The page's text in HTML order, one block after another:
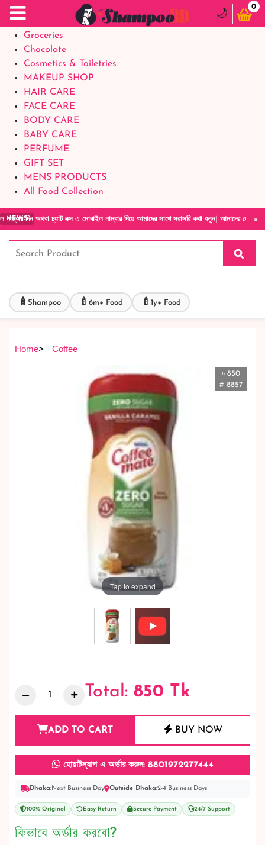
Food Supplements
Baby Foods
Groceries
Chocolate
Cosmetics & Toiletries
MAKEUP SHOP
HAIR CARE
FACE CARE
BODY CARE
BABY CARE
PERFUME
GIFT SET
MENS PRODUCTS
All Food Collection
×
NEWSবক্স এ মোবাইল নাম্বার দিয়ে আমাদের সাথে সরাসরি কথা বলুন| আমাদের যেকোনো পণ্য
🌙
0
🧴 Shampoo 🍼 6m+ Food 🍼 1y+ Food
Home> Coffee
৳ 850
# 8857
Tap to expand
Total: 850 Tk
ADD TO CART BUY NOW
হোয়াটস্যাপ এ অর্ডার করুন: 8801972277444
Dhaka:Next Business Day Outside Dhaka:2-4 Business Days
100% Original Easy Return Secure Payment 24/7 Support
কিভাবে অর্ডার করবো?